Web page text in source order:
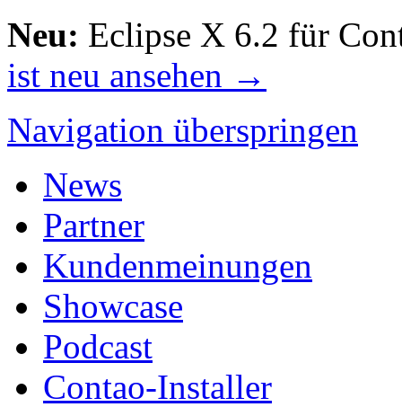
Neu: Eclipse X 6.2 für
ist neu ansehen →
Navigation überspringen
News
Partner
Kundenmeinungen
Showcase
Podcast
Contao-Installer